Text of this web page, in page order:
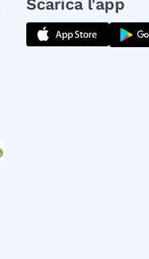
Scarica l'app